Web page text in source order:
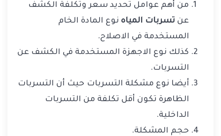
من أهم عوامل تحديد سعر وتكلفة الكشف
عن تسربات المياه نوع المادة الخام
المستخدمة في الاصلاح.
كذلك نوع الاجهزة المستخدمة في الكشف عن
التسربات.
أيضا نوع مشكلة التسربات حيث أن التسربات
الظاهرة تكون أقل تكلفة من التسربات
الداخلية.
حجم المشكلة.